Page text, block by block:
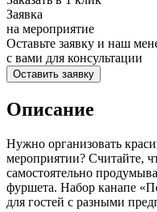
Заявка
на мероприятие
Оставьте заявку и наш
с вами для консультации
Оставить заявку
Описание
Нужно организовать
мероприятии? Считайте,
самостоятельно
фуршета. Набор канапе
для гостей с разными